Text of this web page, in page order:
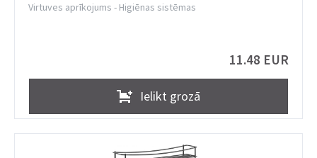
Virtuves aprīkojums - Higiēnas sistēmas
11.48 EUR
Ielikt grozā